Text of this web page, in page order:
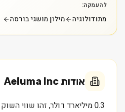
להעמקה:
מתודולוגיה מילון מושגי בורסה
אודות Aeluma Inc